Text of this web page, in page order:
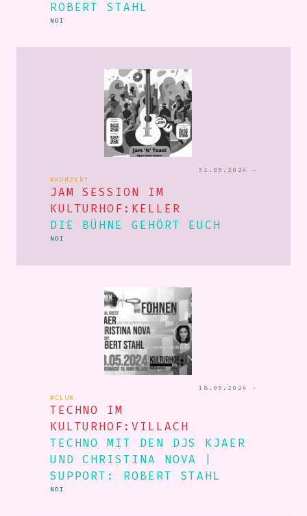
ROBERT STAHL
NOI
31.05.2024 -
#KONZERT
JAM SESSION IM
KULTURHOF:KELLER
DIE BÜHNE GEHÖRT EUCH
NOI
18.05.2024 -
#CLUB
TECHNO IM
KULTURHOF:VILLACH
TECHNO MIT DEN DJS KJAER
UND CHRISTINA NOVA |
SUPPORT: ROBERT STAHL
NOI